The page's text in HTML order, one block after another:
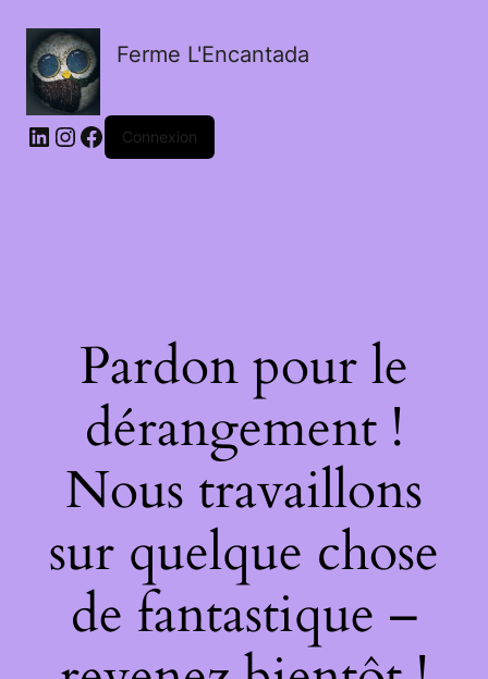
Ferme L'Encantada
LinkedIn
Instagram
Facebook
Connexion
Pardon pour le
dérangement !
Nous travaillons
sur quelque chose
de fantastique –